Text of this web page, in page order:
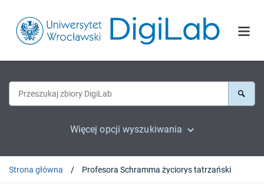
Więcej opcji wyszukiwania
Strona główna Profesora Schramma życiorys tatrzański